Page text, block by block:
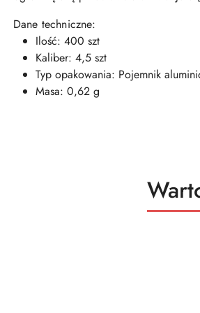
Dane techniczne:
Ilość: 400 szt
Kaliber: 4,5 szt
Typ opakowania: Pojemnik
Masa: 0,62 g
o